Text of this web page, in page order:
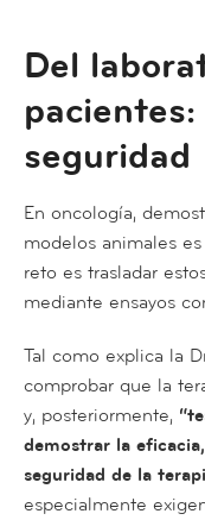
Del
seguridad
En oncología,
modelos animales
reto es trasladar
mediante ensayos
Tal como explica la
comprobar que la
y, posteriormente,
demostrar la
seguridad de la
especialmente